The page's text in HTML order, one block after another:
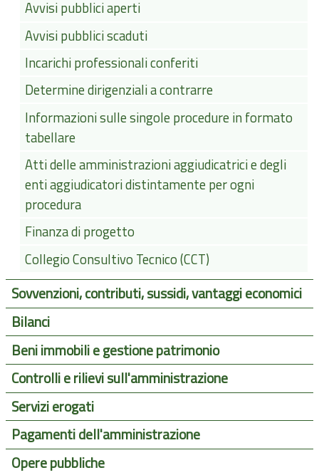
Avvisi pubblici aperti
Avvisi pubblici scaduti
Incarichi professionali conferiti
Determine dirigenziali a contrarre
Informazioni sulle singole procedure in formato
tabellare
Atti delle amministrazioni aggiudicatrici e degli
enti aggiudicatori distintamente per ogni
procedura
Finanza di progetto
Collegio Consultivo Tecnico (CCT)
Sovvenzioni, contributi, sussidi, vantaggi economici
Bilanci
Beni immobili e gestione patrimonio
Controlli e rilievi sull'amministrazione
Servizi erogati
Pagamenti dell'amministrazione
Opere pubbliche